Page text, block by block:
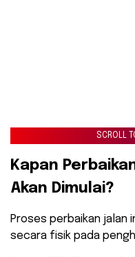
SCROLL
​Kapan
Akan Dimulai?
​Proses perbaikan jalan
secara fisik pada